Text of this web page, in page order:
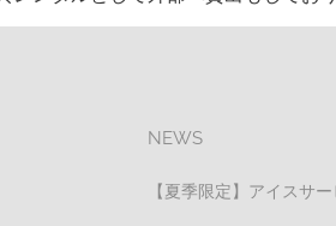
NEWS
【夏季限定】アイスサー